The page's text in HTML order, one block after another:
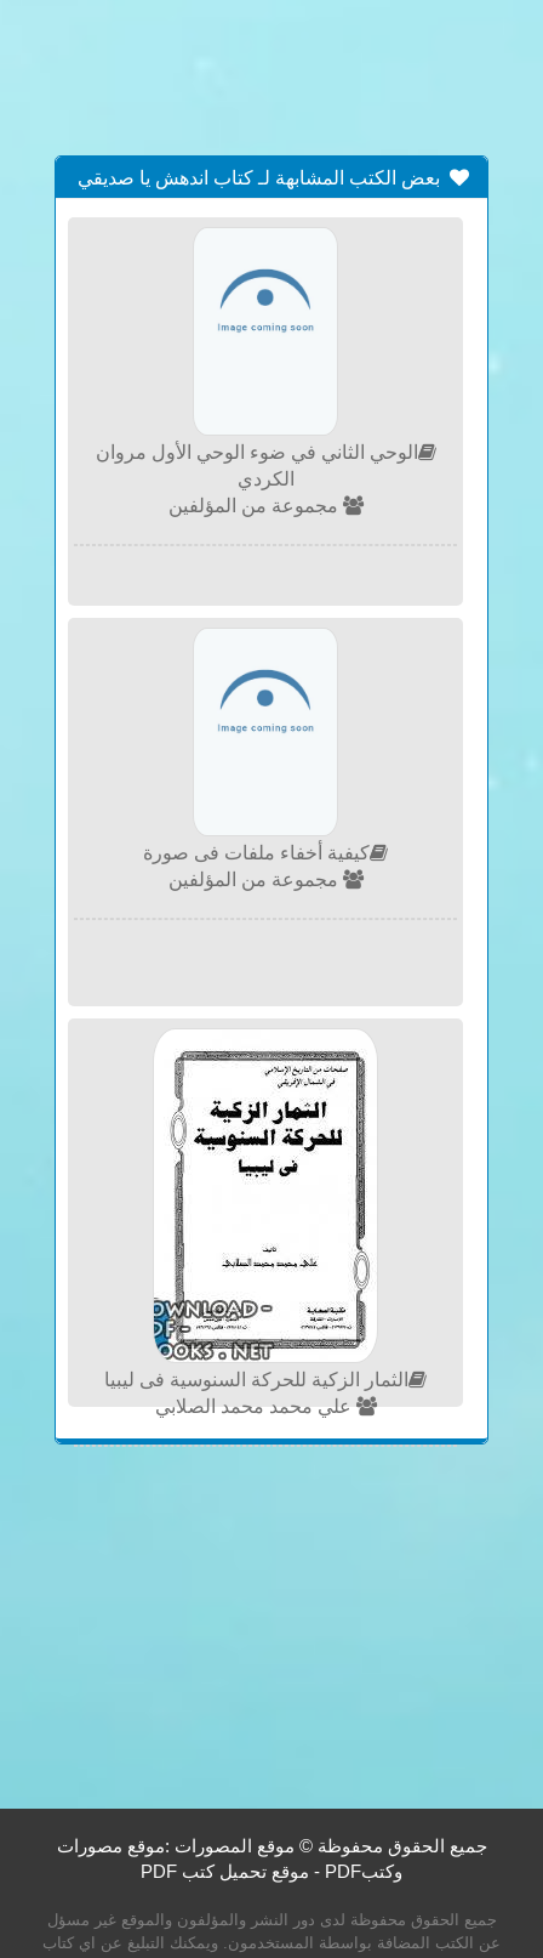
بعض الكتب المشابهة لـ كتاب اندهش يا صديقي
الوحي الثاني في ضوء الوحي الأول مروان
الكردي
مجموعة من المؤلفين
كيفية أخفاء ملفات فى صورة
مجموعة من المؤلفين
الثمار الزكية للحركة السنوسية فى ليبيا
علي محمد محمد الصلابي
جميع الحقوق محفوظة © موقع المصورات :موقع مصورات
وكتبPDF - موقع تحميل كتب PDF
جميع الحقوق محفوظة لدى دور النشر والمؤلفون والموقع غير مسؤل
عن الكتب المضافة بواسطة المستخدمون. ويمكنك التبليغ عن اي كتاب